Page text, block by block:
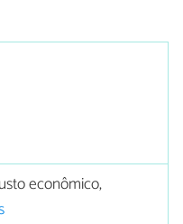
econômico,